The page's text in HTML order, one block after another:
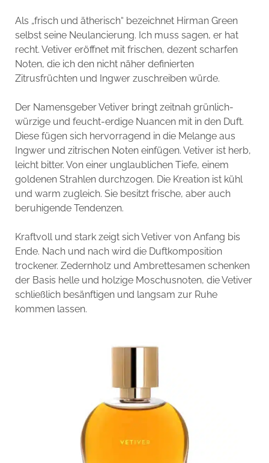
Als „frisch und ätherisch“ bezeichnet Hirman Green
selbst seine Neulancierung. Ich muss sagen, er hat
recht. Vetiver eröffnet mit frischen, dezent scharfen
Noten, die ich den nicht näher definierten
Zitrusfrüchten und Ingwer zuschreiben würde.
Der Namensgeber Vetiver bringt zeitnah grünlich-
würzige und feucht-erdige Nuancen mit in den Duft.
Diese fügen sich hervorragend in die Melange aus
Ingwer und zitrischen Noten einfügen. Vetiver ist herb,
leicht bitter. Von einer unglaublichen Tiefe, einem
goldenen Strahlen durchzogen. Die Kreation ist kühl
und warm zugleich. Sie besitzt frische, aber auch
beruhigende Tendenzen.
Kraftvoll und stark zeigt sich Vetiver von Anfang bis
Ende. Nach und nach wird die Duftkomposition
trockener. Zedernholz und Ambrettesamen schenken
der Basis helle und holzige Moschusnoten, die Vetiver
schließlich besänftigen und langsam zur Ruhe
kommen lassen.